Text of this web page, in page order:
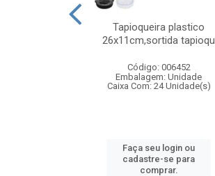
Tapioqueira plastico
26x11cm,sortida tapioqu
Código: 006452
Embalagem: Unidade
Caixa Com: 24 Unidade(s)
Faça seu login ou
cadastre-se para
comprar.